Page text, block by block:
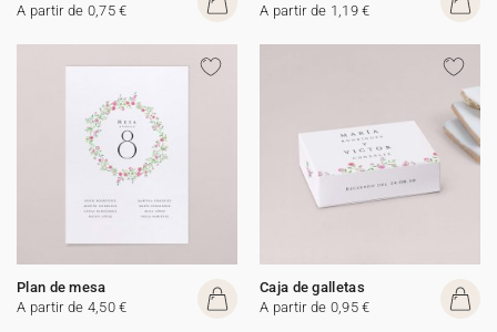
A partir de 0,75 €
A partir de 1,19 €
Plan de mesa
A partir de 4,50 €
Caja de galletas
A partir de 0,95 €